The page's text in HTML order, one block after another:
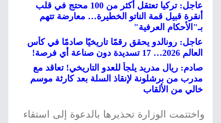
عاجل: تركيا تعتقل أكثر من 100 محتج في قلب
أنقرة قبيل قمة الناتو الخطيرة… معارضة تتهم
بـ"الأحكام العرفية"
عاجل: رونالدو يحقق رقمًا تاريخيًا صادمًا في كأس
العالم 2026… 17 تسديدة دون صناعة أي فرصة!
صادم: ريال مدريد يلجأ للعدو التاريخي! تعاقد مع
مدرب من برشلونة لإنقاذ السلة بعد كارثة موسم
خالي من الألقاب
واختتمت الوزارة تحذيرها بالدعوة إلى استقاء